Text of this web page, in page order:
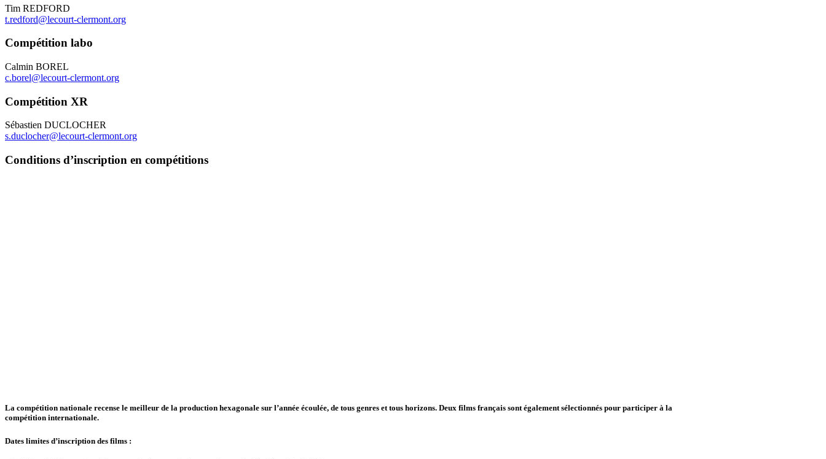
Tim REDFORD
t.redford@lecourt-clermont.org
Compétition labo
Calmin BOREL
c.borel@lecourt-clermont.org
Compétition XR
Sébastien DUCLOCHER
s.duclocher@lecourt-clermont.org
Conditions d’inscription en compétitions
La compétition nationale recense le meilleur de la production hexagonale sur l’année écoulée, de tous genres et tous horizons. Deux films français sont également sélectionnés pour participer à la
compétition internationale.
Dates limites d’inscription des films :